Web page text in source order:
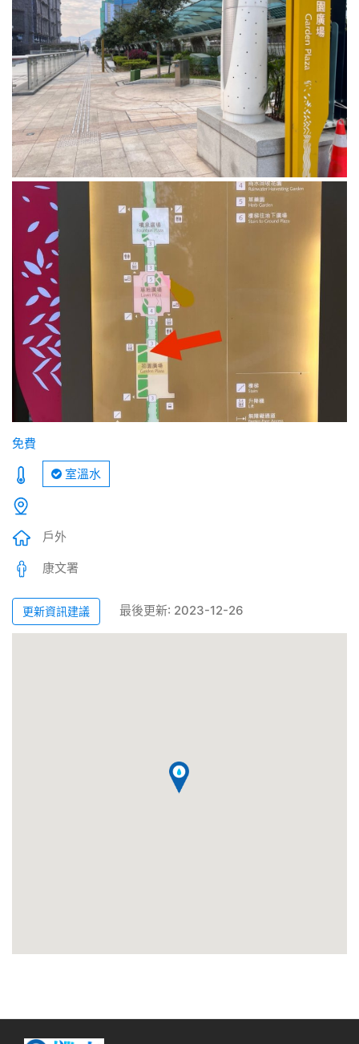
免費
室溫水
戶外
康文署
更新資訊建議 最後更新: 2023-12-26